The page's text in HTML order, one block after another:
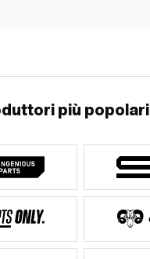
più popolari